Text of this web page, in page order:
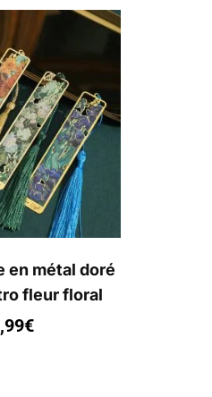
en métal doré
fleur floral
€